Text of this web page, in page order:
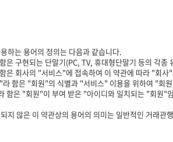
하는 용어의 정의는 다음과 같습니다.
구현되는 단말기(PC, TV, 휴대형단말기 등의 각종
회사의 "서비스"에 접속하여 이 약관에 따라 "회
함은 "회원"의 식별과 "서비스" 이용을 위하여 "회
은 "회원"이 부여 받은 "아이디와 일치되는 "회원"
지 않은 이 약관상의 용어의 의미는 일반적인 거래관